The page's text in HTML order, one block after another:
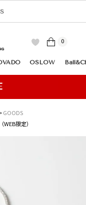
0
OSLOW
GOODS
限定）